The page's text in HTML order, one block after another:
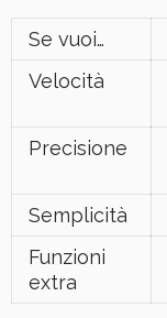
Se vuoi…
Velocità
Precisione
Semplicità
Funzioni
extra